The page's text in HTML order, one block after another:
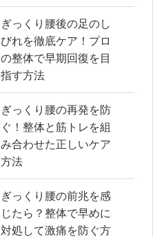
ぎっくり腰後の足のし
びれを徹底ケア！プロ
の整体で早期回復を目
指す方法
ぎっくり腰の再発を防
ぐ！整体と筋トレを組
み合わせた正しいケア
方法
ぎっくり腰の前兆を感
じたら？整体で早めに
対処して激痛を防ぐ方